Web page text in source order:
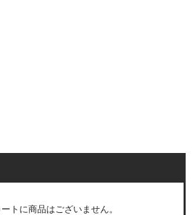
トに商品はございません。